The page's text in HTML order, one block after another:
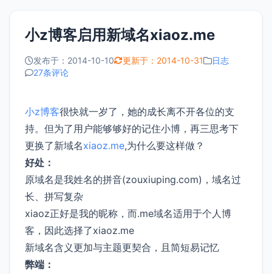
小z博客启用新域名xiaoz.me
发布于：2014-10-10 更新于：2014-10-31
日志
27条评论
小z博客很快就一岁了，她的成长离不开各位的支
持。但为了用户能够够好的记住小博，再三思考下
更换了新域名xiaoz.me,为什么要这样做？
好处：
原域名是我姓名的拼音(zouxiuping.com)，域名过
长、拼写复杂
xiaoz正好是我的昵称，而.me域名适用于个人博
客，因此选择了xiaoz.me
新域名含义更加与主题更契合，且简短易记忆
弊端：